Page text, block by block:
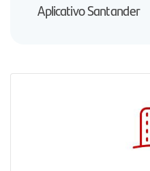
Aplicativo Santander